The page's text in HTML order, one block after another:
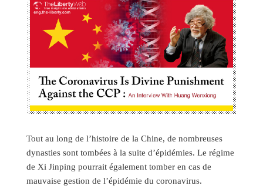
Tout au long de l’histoire de la Chine, de nombreuses
dynasties sont tombées à la suite d’épidémies. Le régime
de Xi Jinping pourrait également tomber en cas de
mauvaise gestion de l’épidémie du coronavirus.